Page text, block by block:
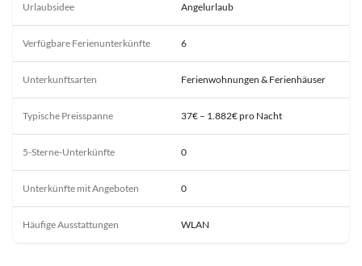
Urlaubsidee Angelurlaub
Verfügbare Ferienunterkünfte 6
Unterkunftsarten Ferienwohnungen & Ferienhäuser
Typische Preisspanne 37€ – 1.882€ pro Nacht
5-Sterne-Unterkünfte 0
Unterkünfte mit Angeboten 0
Häufige Ausstattungen WLAN